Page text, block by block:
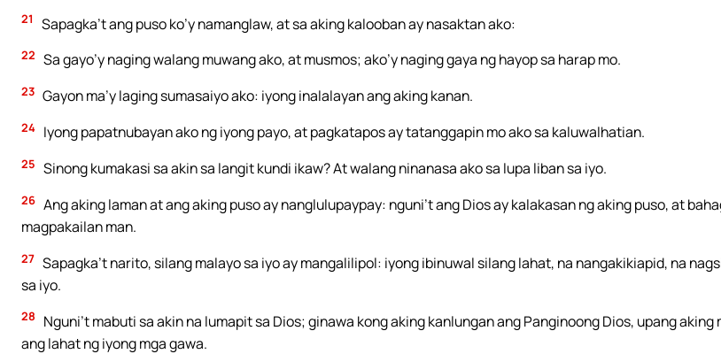
21 Sapagka’t ang puso ko’y namanglaw, at sa aking kalooban ay nasaktan ako:
22 Sa gayo’y naging walang muwang ako, at musmos; ako’y naging gaya ng hayop sa harap mo.
23 Gayon ma’y laging sumasaiyo ako: iyong inalalayan ang aking kanan.
24 Iyong papatnubayan ako ng iyong payo, at pagkatapos ay tatanggapin mo ako sa kaluwalhatian.
25 Sinong kumakasi sa akin sa langit kundi ikaw? At walang ninanasa ako sa lupa liban sa iyo.
26 Ang aking laman at ang aking puso ay nanglulupaypay: nguni’t ang Dios ay kalakasan ng aking puso, at
magpakailan man.
27 Sapagka’t narito, silang malayo sa iyo ay mangalilipol: iyong ibinuwal silang lahat, na nangakikiapid, na
sa iyo.
28
Nguni’t mabuti sa akin na lumapit sa Dios; ginawa kong aking kanlungan ang Panginoong Dios, upang aking
ang lahat ng iyong mga gawa.